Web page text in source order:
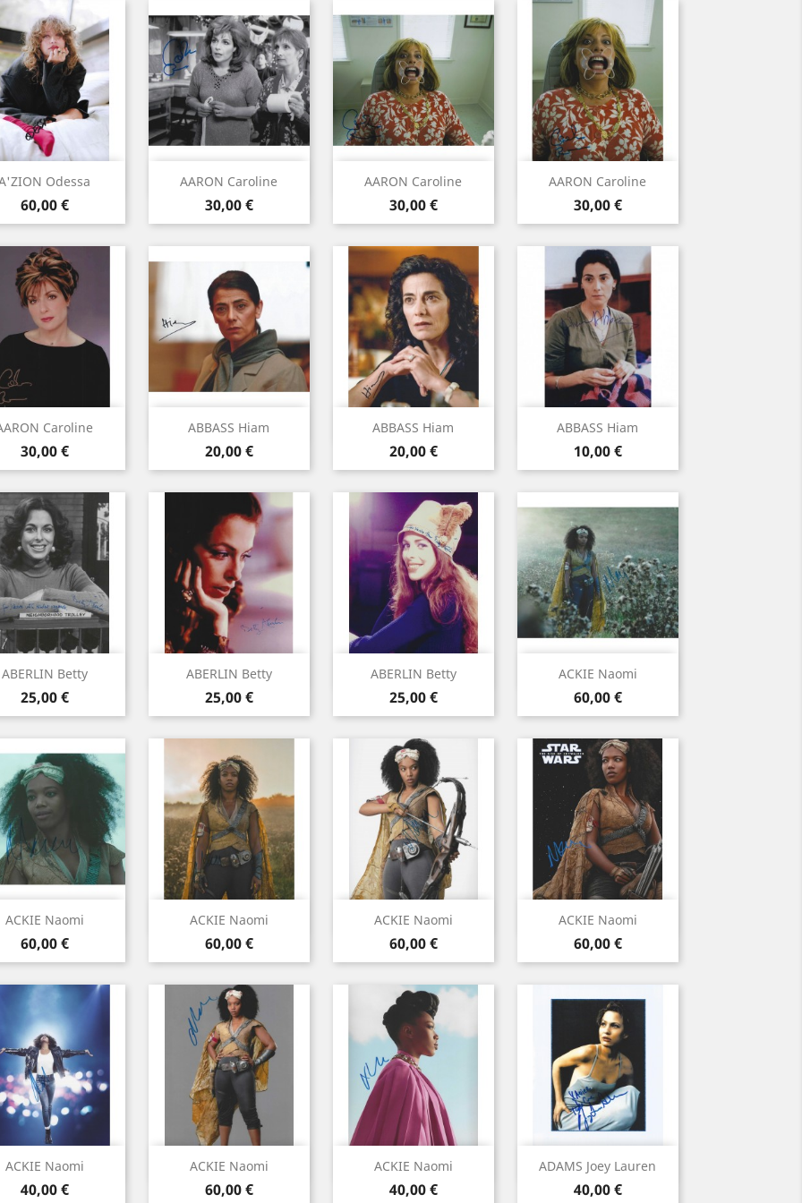
Odessa
Prix
60,00 €
Aperçu rapide AARON Caroline
Prix
30,00 €
Aperçu rapide AARON Caroline
Prix
30,00 €
Aperçu rapide AARON Caroline
Prix
30,00 €
Aperçu rapide
Caroline
Prix
30,00 €
Aperçu rapide ABBASS Hiam
Prix
20,00 €
Aperçu rapide ABBASS Hiam
Prix
20,00 €
Aperçu rapide ABBASS Hiam
Prix
10,00 €
Aperçu rapide
ABERLIN Betty
Prix
25,00 €
Aperçu rapide ABERLIN Betty
Prix
25,00 €
Aperçu rapide ABERLIN Betty
Prix
25,00 €
Aperçu rapide ACKIE Naomi
Prix
60,00 €
Aperçu rapide
ACKIE Naomi
Prix
60,00 €
Aperçu rapide ACKIE Naomi
Prix
60,00 €
Aperçu rapide ACKIE Naomi
Prix
60,00 €
Aperçu rapide ACKIE Naomi
Prix
60,00 €
Aperçu rapide
ACKIE Naomi
Prix
40,00 €
Aperçu rapide ACKIE Naomi
Prix
60,00 €
Aperçu rapide ACKIE Naomi
Prix
40,00 €
Aperçu rapide ADAMS Joey Lauren
Prix
40,00 €
Aperçu rapide